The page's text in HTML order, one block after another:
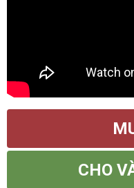
CHO